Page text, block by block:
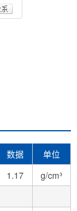
数据
单位
1.17
g/cm³